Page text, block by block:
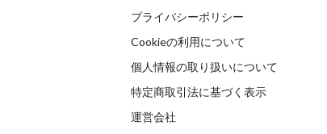
プライバシーポリシー
Cookieの利用について
個人情報の取り扱いについて
特定商取引法に基づく表示
運営会社